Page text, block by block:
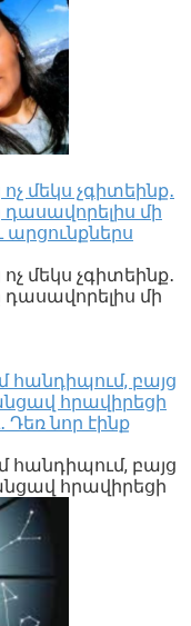
մեկս չգիտեինք․
մի
մեկս չգիտեինք․
մի
հանդիպում, բայց
հրավիրեցի
Դեռ նոր էինք
հանդիպում, բայց
հրավիրեցի